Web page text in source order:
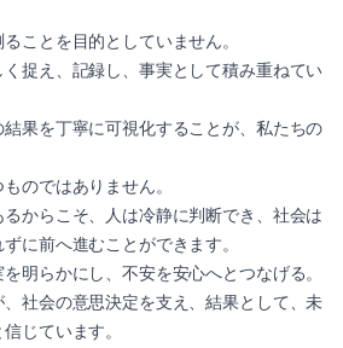
ことを目的としていません。
捉え、記録し、事実として積み重ねてい
果を丁寧に可視化することが、私たちの
のではありません。
からこそ、人は冷静に判断でき、社会は
に前へ進むことができます。
明らかにし、不安を安心へとつなげる。
社会の意思決定を支え、結果として、未
じています。